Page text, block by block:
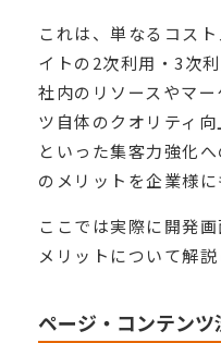
これは、単なるコス
イトの2次利用・3次
社内のリソースやマ
ツ自体のクオリティ
といった集客力強化
のメリットを企業様に
ここでは実際に開発
メリットについて解説
ページ・コンテン